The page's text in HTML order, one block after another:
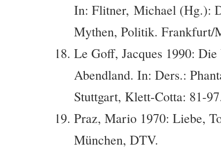
In: Flitner, Michael (Hg.):
Mythen, Politik. Frankfurt/
Le Goff, Jacques 1990:
Abendland. In: Ders.:
Stuttgart, Klett-Cotta: 81-
Praz, Mario 1970: Liebe,
München, DTV.